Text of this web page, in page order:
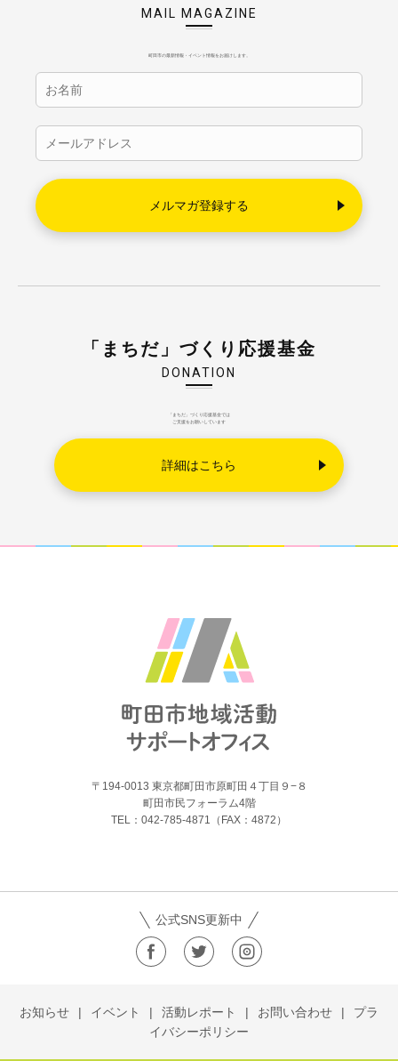
MAIL MAGAZINE
町田市の最新情報・イベント情報をお届けします。
「まちだ」づくり応援基金
DONATION
「まちだ」づくり応援基金では
ご支援をお願いしています
詳細はこちら
〒194-0013 東京都町田市原町田４丁目９−８
町田市民フォーラム4階
TEL：042-785-4871（FAX：4872）
公式SNS更新中
お知らせ イベント 活動レポート お問い合わせ
プラ
イバシーポリシー